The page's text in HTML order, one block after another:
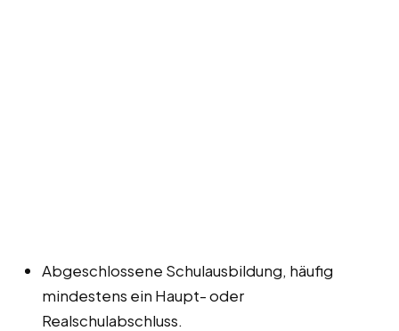
Abgeschlossene Schulausbildung, häufig
mindestens ein Haupt- oder
Realschulabschluss.